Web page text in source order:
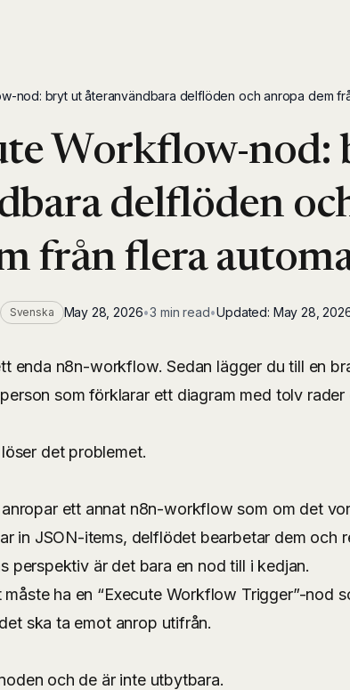
nod: bryt ut återanvändbara delflöden och anropa dem
Workflow-nod:
delflöden
från flera
Svenska May 28, 2026•3 min read•Updated: May 28,
enda n8n-workflow. Sedan lägger du till en
som förklarar ett diagram med tolv
det problemet.
ett annat n8n-workflow som om det
in JSON-items, delflödet bearbetar dem och
perspektiv är det bara en nod till i kedjan.
ha en “Execute Workflow Trigger”-nod
ska ta emot anrop utifrån.
och de är inte utbytbara.